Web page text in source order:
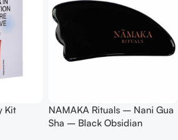
Kit
NAMAKA Rituals – Nani Gua
Sha – Black Obsidian